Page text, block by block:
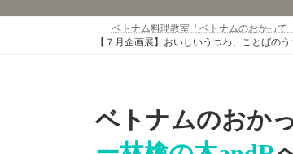
ベトナム料理教室「ベトナムのおかって
【７月企画展】おいしいうつわ、ことばの
ベトナムのおか